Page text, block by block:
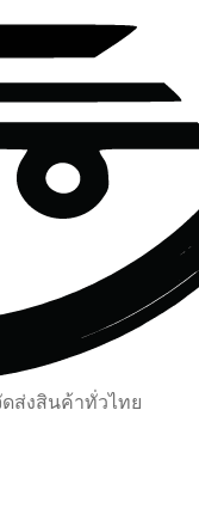
ส่งสินค้าทั่วไทย